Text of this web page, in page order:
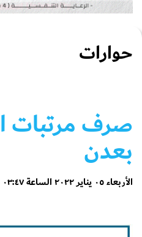
حوارات
صرف مرتبات
بعدن
الأربعاء ٠٥ يناير ٢٠٢٢ الساعة ٠٣:٤٧ مساءً